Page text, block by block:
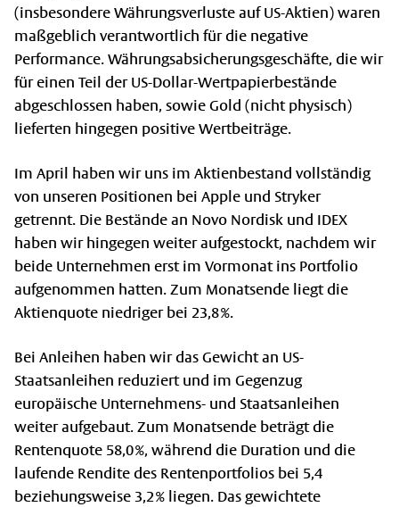
(insbesondere Währungsverluste auf US-Aktien) waren
maßgeblich verantwortlich für die negative
Performance. Währungsabsicherungsgeschäfte, die wir
für einen Teil der US-Dollar-Wertpapierbestände
abgeschlossen haben, sowie Gold (nicht physisch)
lieferten hingegen positive Wertbeiträge.
Im April haben wir uns im Aktienbestand vollständig
von unseren Positionen bei Apple und Stryker
getrennt. Die Bestände an Novo Nordisk und IDEX
haben wir hingegen weiter aufgestockt, nachdem wir
beide Unternehmen erst im Vormonat ins Portfolio
aufgenommen hatten. Zum Monatsende liegt die
Aktienquote niedriger bei 23,8 %.
Bei Anleihen haben wir das Gewicht an US-
Staatsanleihen reduziert und im Gegenzug
europäische Unternehmens- und Staatsanleihen
weiter aufgebaut. Zum Monatsende beträgt die
Rentenquote 58,0 %, während die Duration und die
laufende Rendite des Rentenportfolios bei 5,4
beziehungsweise 3,2 % liegen. Das gewichtete